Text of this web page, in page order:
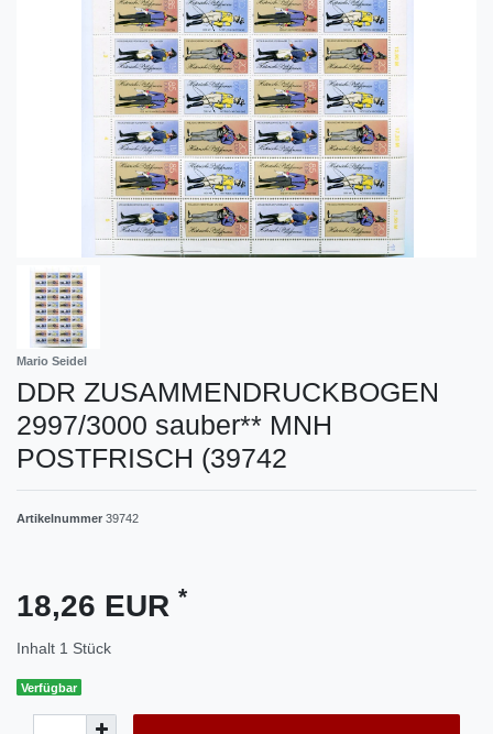
Mario Seidel
DDR ZUSAMMENDRUCKBOGEN
2997/3000 sauber** MNH
POSTFRISCH (39742
Artikelnummer 39742
18,26 EUR *
Inhalt 1 Stück
Verfügbar